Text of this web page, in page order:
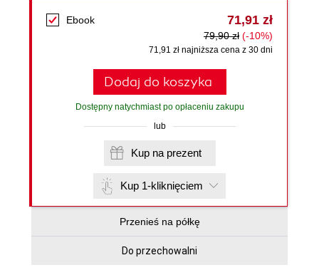
Ebook 71,91 zł
79,90 zł (-10%)
71,91 zł najniższa cena z 30 dni
Dodaj do koszyka
Dostępny natychmiast po opłaceniu zakupu
lub
Kup na prezent
Kup 1-kliknięciem
Przenieś na półkę
Do przechowalni